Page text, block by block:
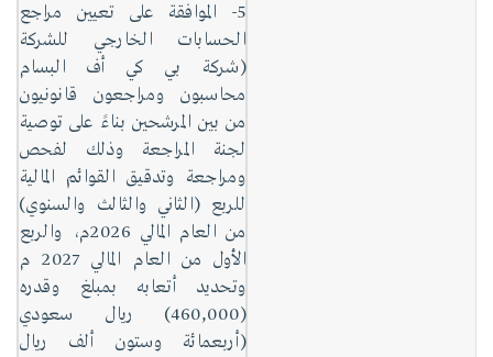
5- الموافقة على تعيين مراجع
الحسابات الخارجي للشركة
(شركة بي كي أف البسام
محاسبون ومراجعون قانونيون
من بين المرشحين بناءً على توصية
لجنة المراجعة وذلك لفحص
ومراجعة وتدقيق القوائم المالية
للربع (الثاني والثالث والسنوي)
من العام المالي 2026م، والربع
الأول من العام المالي 2027 م
وتحديد أتعابه بمبلغ وقدره
(460,000) ريال سعودي
(أربعمائة وستون ألف ريال